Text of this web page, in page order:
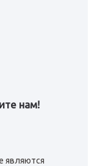
нам!
являются